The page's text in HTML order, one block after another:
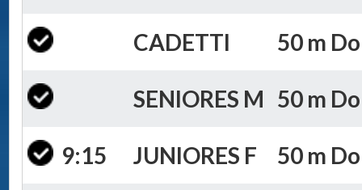
CADETTI 50 m
SENIORES M 50 m
9:15 JUNIORES F 50 m